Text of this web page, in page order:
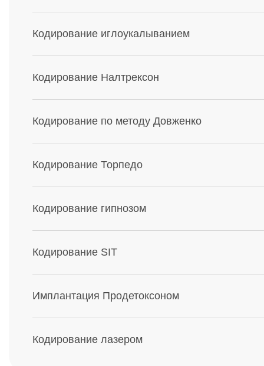
Кодирование иглоукалыванием
Кодирование Налтрексон
Кодирование по методу Довженко
Кодирование Торпедо
Кодирование гипнозом
Кодирование SIT
Имплантация Продетоксоном
Кодирование лазером